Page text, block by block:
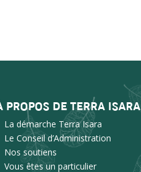
PROPOS DE TERRA ISARA
La démarche Terra Isara
Le Conseil d’Administration
Nos soutiens
Vous êtes un particulier